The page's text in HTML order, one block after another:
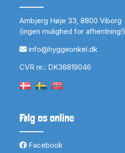
Arnbjerg Høje 33, 8800 Viborg
(ingen mulighed for afhentning!)
info@hyggeonkel.dk
CVR nr.: DK38819046
Følg os online
Facebook